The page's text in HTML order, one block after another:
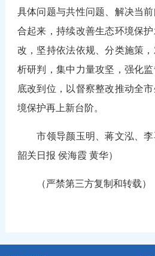
具体问题与共性问题、解决当
合起来，持续改善生态环境保
改，坚持依法依规、分类施策
析研判，集中力量攻坚，强化
底改到位，以督察整改推动全
境保护再上新台阶。
市领导颜玉明、蒋文泓、李
韶关日报 侯海霞 黄华）
（严禁第三方复制和转载）